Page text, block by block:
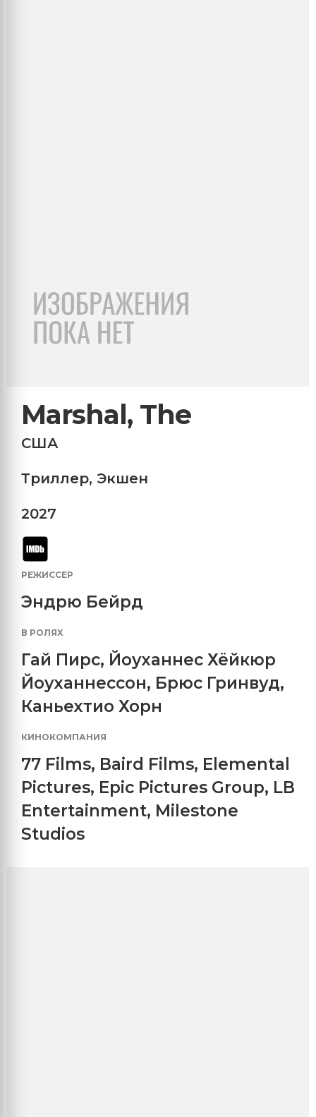
Marshal, The
США
Триллер, Экшен
2027
РЕЖИССЕР
Эндрю Бейрд
В РОЛЯХ
Гай Пирс, Йоуханнес Хёйкюр
Йоуханнессон, Брюс Гринвуд,
Каньехтио Хорн
КИНОКОМПАНИЯ
77 Films, Baird Films, Elemental
Pictures, Epic Pictures Group, LB
Entertainment, Milestone
Studios